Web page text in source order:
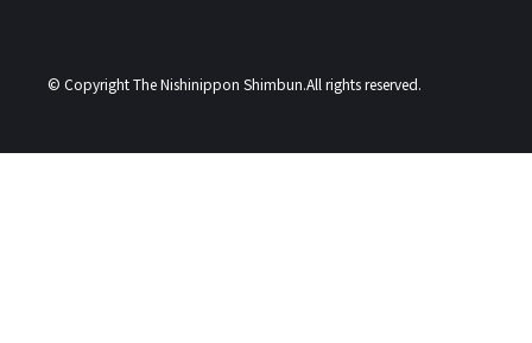
© Copyright The Nishinippon Shimbun.All rights reserved.